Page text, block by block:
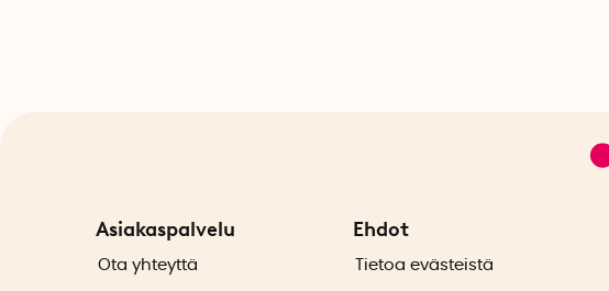
Asiakaspalvelu
Ota yhteyttä
Ehdot
Tietoa evästeistä